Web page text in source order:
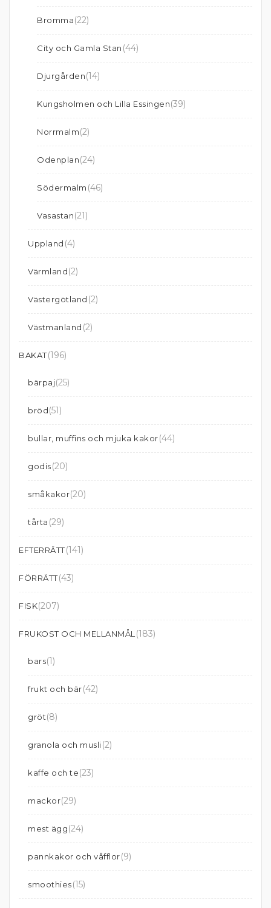
Bromma(22)
City och Gamla Stan (44)
Djurgården(14)
Kungsholmen och Lilla Essingen(39)
Norrmalm(2)
Odenplan(24)
Södermalm (46)
Vasastan(21)
Uppland (4)
Värmland(2)
Västergötland (2)
Västmanland (2)
BAKAT(196)
bärpaj(25)
bröd(51)
bullar, muffins och mjuka kakor(44)
godis(20)
småkakor(20)
tårta (29)
EFTERRÄTT(141)
FÖRRÄTT(43)
FISK(207)
FRUKOST OCH MELLANMÅL (183)
bars(1)
frukt och bär(42)
gröt(8)
granola och musli(2)
kaffe och te(23)
mackor(29)
mest ägg(24)
pannkakor och våfflor(9)
smoothies(15)